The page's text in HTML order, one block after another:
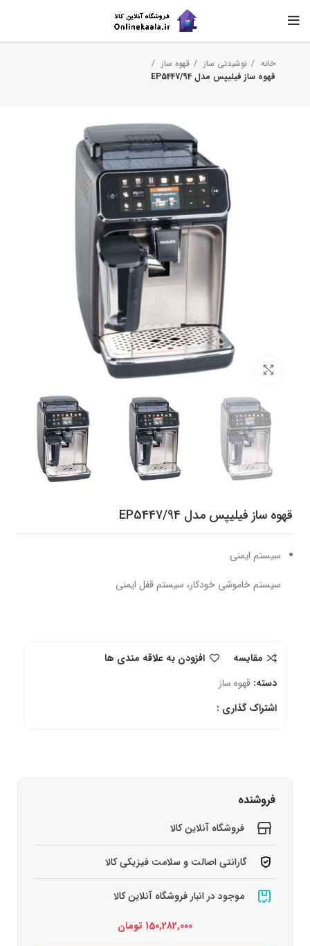
خانه نوشیدنی ساز
قهوه ساز
قهوه ساز فیلیپس مدل ‎EP5447/94
برای بزرگنمایی کلیک کنید
قهوه ساز فیلیپس مدل ‎EP5447/94
سیستم ایمنی
سیستم خاموشی خودکار، سیستم قفل ایمنی
مقایسه
افزودن به علاقه مندی ها
دسته: قهوه ساز
اشتراک گذاری :
فروشنده
فروشگاه آنلاین کالا
گارانتی اصالت و سلامت فیزیکی کالا
موجود در انبار فروشگاه آنلاین کالا
150,282,000 تومان